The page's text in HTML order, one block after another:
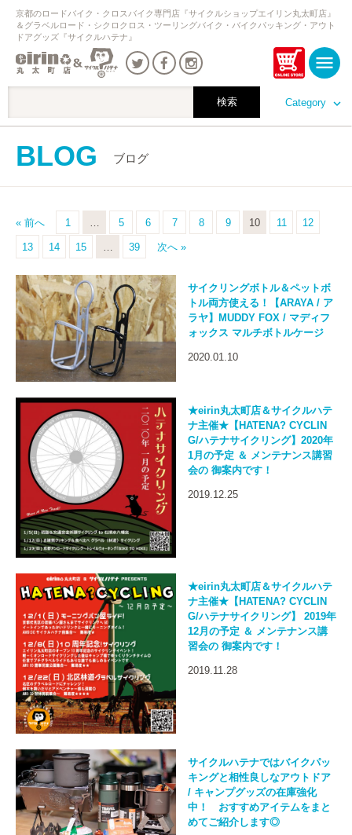
Category
京都のロードバイク・クロスバイク専門店『サイクルショップエイリン丸太町店』
＆グラベルロード・シクロクロス・ツーリングバイク・バイクパッキング・アウト
ドアグッズ『サイクルハテナ』
BLOG ブログ
« 前へ 1 … 5 6 7 8 9 10 11 12
13 14 15 … 39 次へ »
サイクリングボトル＆ペットボ
トル両方使える！【ARAYA / ア
ラヤ】MUDDY FOX / マディフ
ォックス マルチボトルケージ
2020.01.10
★eirin丸太町店＆サイクルハテ
ナ主催★【HATENA? CYCLIN
G/ハテナサイクリング】2020年
1月の予定 ＆ メンテナンス講習
会の 御案内です！
2019.12.25
★eirin丸太町店＆サイクルハテ
ナ主催★【HATENA? CYCLIN
G/ハテナサイクリング】 2019年
12月の予定 ＆ メンテナンス講
習会の 御案内です！
2019.11.28
サイクルハテナではバイクパッ
キングと相性良しなアウトドア
/ キャンプグッズの在庫強化
中！ おすすめアイテムをまと
めてご紹介します◎